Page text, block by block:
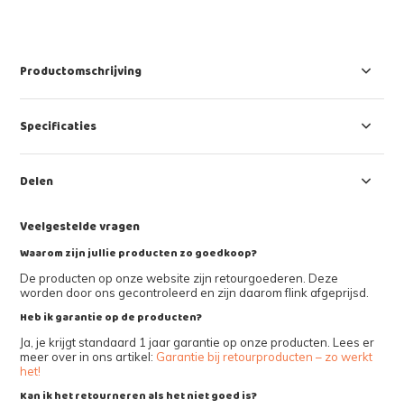
Productomschrijving
Specificaties
Delen
Veelgestelde vragen
Waarom zijn jullie producten zo goedkoop?
De producten op onze website zijn retourgoederen. Deze
worden door ons gecontroleerd en zijn daarom flink afgeprijsd.
Heb ik garantie op de producten?
Ja, je krijgt standaard 1 jaar garantie op onze producten. Lees er
meer over in ons artikel: Garantie bij retourproducten – zo werkt
het!
Kan ik het retourneren als het niet goed is?